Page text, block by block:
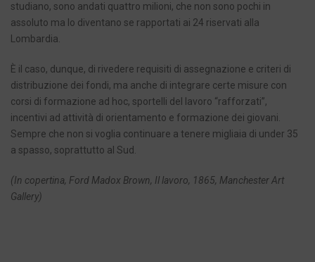
studiano, sono andati quattro milioni, che non sono pochi in
assoluto ma lo diventano se rapportati ai 24 riservati alla
Lombardia.
È il caso, dunque, di rivedere requisiti di assegnazione e criteri di
distribuzione dei fondi, ma anche di integrare certe misure con
corsi di formazione ad hoc, sportelli del lavoro “rafforzati”,
incentivi ad attività di orientamento e formazione dei giovani.
Sempre che non si voglia continuare a tenere migliaia di under 35
a spasso, soprattutto al Sud.
(In copertina, Ford Madox Brown, Il lavoro, 1865, Manchester Art
Gallery)